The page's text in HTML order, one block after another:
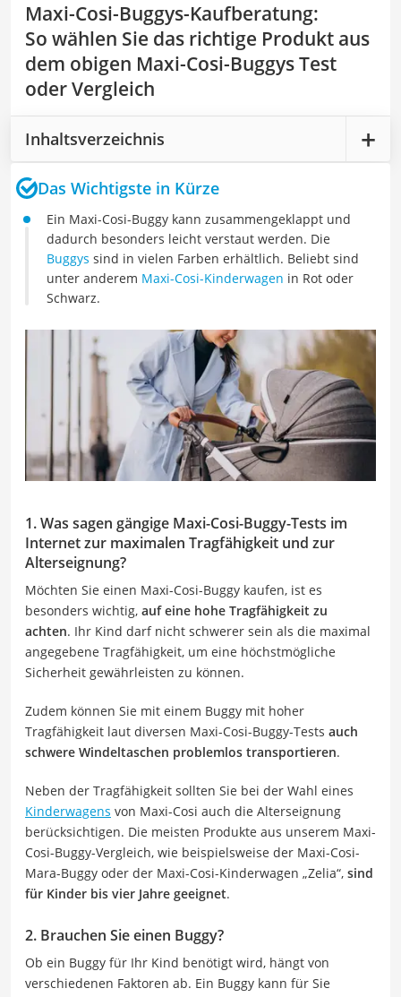
Maxi-Cosi-Buggys-Kaufberatung:
So wählen Sie das richtige Produkt aus
dem obigen Maxi-Cosi-Buggys Test
oder Vergleich
Inhaltsverzeichnis
Das Wichtigste in Kürze
Ein Maxi-Cosi-Buggy kann zusammengeklappt und
dadurch besonders leicht verstaut werden. Die
Buggys sind in vielen Farben erhältlich. Beliebt sind
unter anderem Maxi-Cosi-Kinderwagen in Rot oder
Schwarz.
1. Was sagen gängige Maxi-Cosi-Buggy-Tests im
Internet zur maximalen Tragfähigkeit und zur
Alterseignung?
Möchten Sie einen Maxi-Cosi-Buggy kaufen, ist es
besonders wichtig, auf eine hohe Tragfähigkeit zu
achten. Ihr Kind darf nicht schwerer sein als die maximal
angegebene Tragfähigkeit, um eine höchstmögliche
Sicherheit gewährleisten zu können.
Zudem können Sie mit einem Buggy mit hoher
Tragfähigkeit laut diversen Maxi-Cosi-Buggy-Tests auch
schwere Windeltaschen problemlos transportieren.
Neben der Tragfähigkeit sollten Sie bei der Wahl eines
Kinderwagens von Maxi-Cosi auch die Alterseignung
berücksichtigen. Die meisten Produkte aus unserem Maxi-
Cosi-Buggy-Vergleich, wie beispielsweise der Maxi-Cosi-
Mara-Buggy oder der Maxi-Cosi-Kinderwagen „Zelia“, sind
für Kinder bis vier Jahre geeignet.
2. Brauchen Sie einen Buggy?
Ob ein Buggy für Ihr Kind benötigt wird, hängt von
verschiedenen Faktoren ab. Ein Buggy kann für Sie